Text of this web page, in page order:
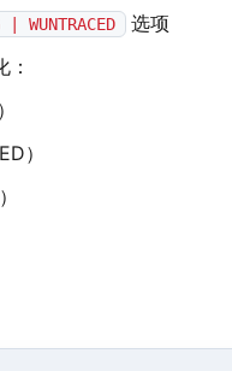
| WUNTRACED
选项
）